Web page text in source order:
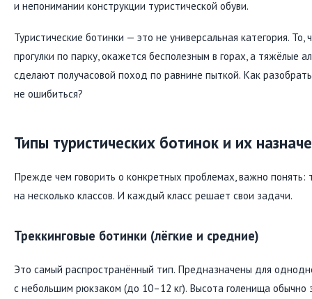
и непонимании конструкции туристической обуви.
Туристические ботинки — это не универсальная категория.
прогулки по парку, окажется бесполезным в горах, а тяжёлые
сделают получасовой поход по равнине пыткой. Как
не ошибиться?
Типы туристических ботинок и их
Прежде чем говорить о конкретных проблемах, важно понять:
на несколько классов. И каждый класс решает свои задачи.
Треккинговые ботинки (лёгкие и средние)
Это самый распространённый тип. Предназначены для
с небольшим рюкзаком (до 10–12 кг). Высота голенища обычно